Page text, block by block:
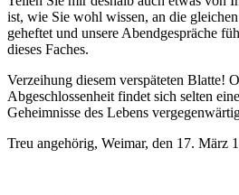
ist, wie Sie wohl wissen, an die
geheftet und unsere Abendgespräche
dieses Faches.
Verzeihung diesem verspäteten Blatte!
Abgeschlossenheit findet sich selten
Geheimnisse des Lebens
Treu angehörig, Weimar, den 17. März